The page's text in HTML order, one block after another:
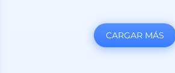
CARGAR MÁS